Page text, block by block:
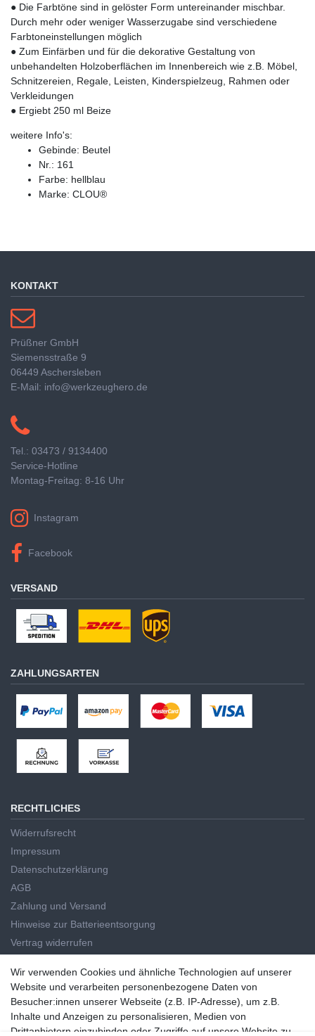
● Die Farbtöne sind in gelöster Form untereinander mischbar.
Durch mehr oder weniger Wasserzugabe sind verschiedene
Farbtoneinstellungen möglich
● Zum Einfärben und für die dekorative Gestaltung von
unbehandelten Holzoberflächen im Innenbereich wie z.B. Möbel,
Schnitzereien, Regale, Leisten, Kinderspielzeug, Rahmen oder
Verkleidungen
● Ergiebt 250 ml Beize
weitere Info's:
Gebinde: Beutel
Nr.: 161
Farbe: hellblau
Marke: CLOU®
Wir verwenden Cookies und ähnliche Technologien auf unserer
Website und verarbeiten personenbezogene Daten von
Besucher:innen unserer Webseite (z.B. IP-Adresse), um z.B. Inhalte
und Anzeigen zu personalisieren, Medien von Drittanbietern
KONTAKT
Prüßner GmbH
Siemensstraße 9
06449 Aschersleben
E-Mail: info@werkzeughero.de
Tel.: 03473 / 9134400
Service-Hotline
Montag-Freitag: 8-16 Uhr
Instagram
Facebook
VERSAND
ZAHLUNGSARTEN
RECHTLICHES
Widerrufsrecht
Impressum
Datenschutzerklärung
AGB
Zahlung und Versand
Hinweise zur Batterieentsorgung
Vertrag widerrufen
HAUPTKATEGORIEN
Handwerkzeug
Elektrowerkzeug
Haus und Garten
Wir verwenden Cookies und ähnliche Technologien auf unserer
Website und verarbeiten personenbezogene Daten von
Besucher:innen unserer Webseite (z.B. IP-Adresse), um z.B.
Inhalte und Anzeigen zu personalisieren, Medien von
Drittanbietern einzubinden oder Zugriffe auf unsere Website zu